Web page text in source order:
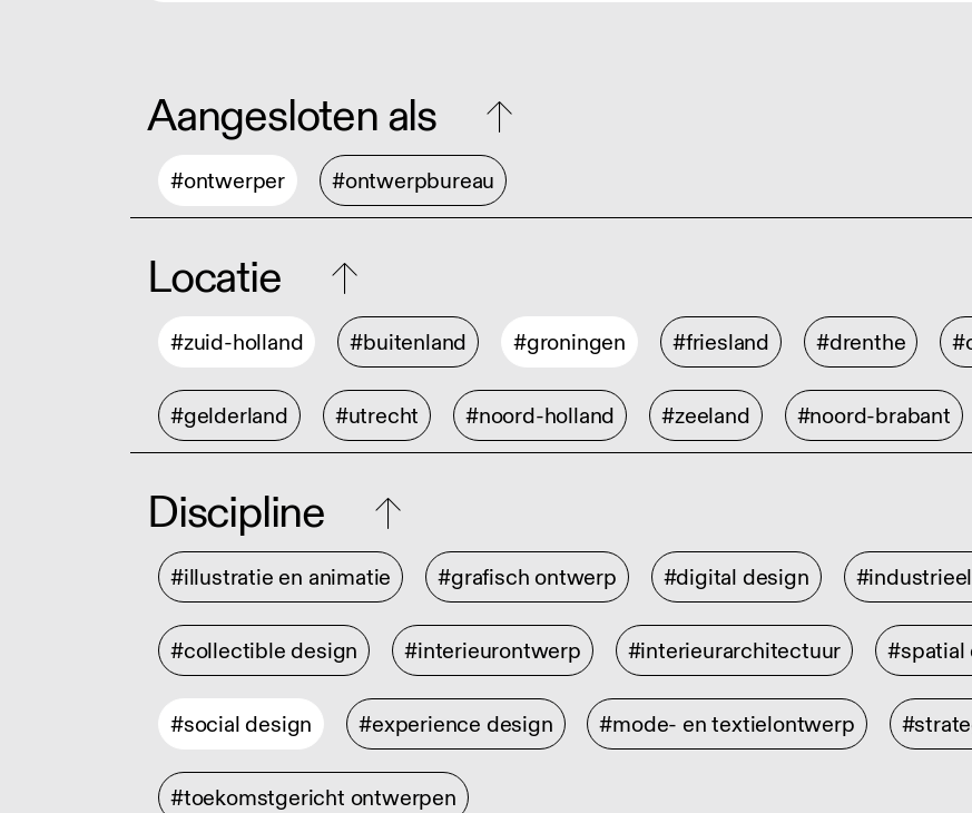
Aangesloten als
#ontwerper #ontwerpbureau
Locatie
#zuid-holland #buitenland #groningen #friesland #drenthe
#gelderland #utrecht #noord-holland #zeeland #noord-brabant
Discipline
#illustratie en animatie #grafisch ontwerp #digital design
#collectible design #interieurontwerp #interieurarchitectuur #spatial
#social design #experience design #mode- en textielontwerp
#toekomstgericht ontwerpen